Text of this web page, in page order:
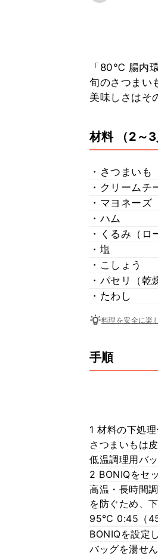
「80℃ 腸内
旬のさつまい
美味しさはそ
材料 （2～3
・さつまいも
・クリームチ
・マヨネーズ
・ハム
・くるみ（ロ
・塩
・こしょう
・パセリ（乾
・たわし
料理を安全に楽
手順
1 材料の下処
さつまいもは
低温調理用バ
2 BONIQをセ
高温・長時間
を防ぐため、
95℃ 0:45（45
BONIQを設定
バッグを湯せ